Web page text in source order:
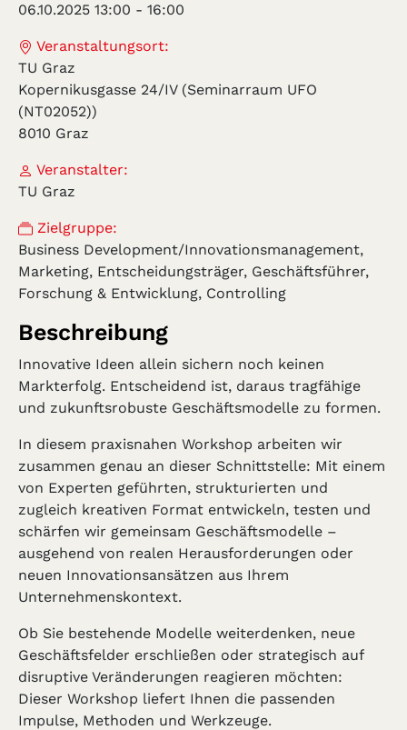
06.10.2025 13:00 - 16:00
Veranstaltungsort:
TU Graz
Kopernikusgasse 24/IV (Seminarraum UFO
(NT02052))
8010 Graz
Veranstalter:
TU Graz
Zielgruppe:
Business Development/Innovationsmanagement,
Marketing, Entscheidungsträger, Geschäftsführer,
Forschung & Entwicklung, Controlling
Beschreibung
Innovative Ideen allein sichern noch keinen
Markterfolg. Entscheidend ist, daraus tragfähige
und zukunftsrobuste Geschäftsmodelle zu formen.
In diesem praxisnahen Workshop arbeiten wir
zusammen genau an dieser Schnittstelle: Mit einem
von Experten geführten, strukturierten und
zugleich kreativen Format entwickeln, testen und
schärfen wir gemeinsam Geschäftsmodelle –
ausgehend von realen Herausforderungen oder
neuen Innovationsansätzen aus Ihrem
Unternehmenskontext.
Ob Sie bestehende Modelle weiterdenken, neue
Geschäftsfelder erschließen oder strategisch auf
disruptive Veränderungen reagieren möchten:
Dieser Workshop liefert Ihnen die passenden
Impulse, Methoden und Werkzeuge.